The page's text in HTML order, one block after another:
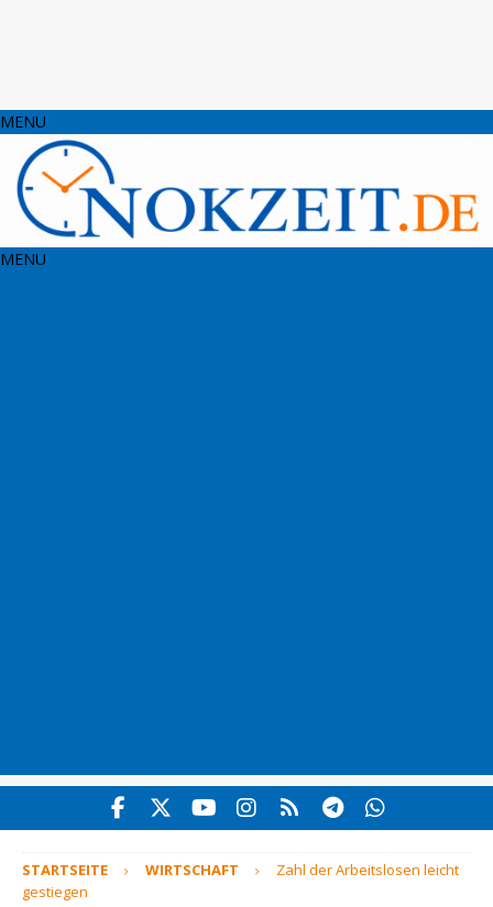
MENU
MENU
STARTSEITE WIRTSCHAFT
Zahl der Arbeitslosen leicht
gestiegen